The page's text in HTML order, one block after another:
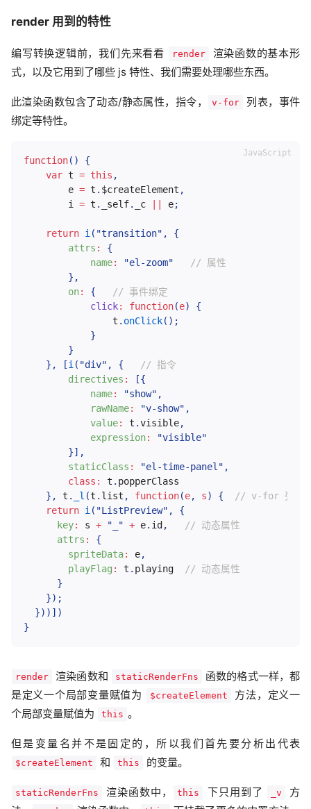
render 用到的特性
编写转换逻辑前，我们先来看看 render
渲染函数的基本形
式，以及它用到了哪些 js 特性、我们需要处理哪些东西。
此渲染函数包含了动态/静态属性，指令， v-for
列表，事件
绑定等特性。
function( )
{
var t = this ,
        e
= t . $createElement ,
        i
= t . _self. _c e;
return i ( "transition" ,
{
attrs :
{
name: "el-zoom"
// 属性
} ,
on: {
// 事件绑定
click: function(e)
{
                t
. onClick( ) ;
}
}
} , [i ( "div" , {
// 指令
directives : [{
name: "show" ,
rawName: "v-show" ,
value: t .visible,
expression:
"visible"
}] ,
staticClass : "el-time-panel" ,
class : t . popperClass
} , t . _l (t . list , function(e, s) {
// v-for 列表
return i ( "ListPreview" ,
{
key: s + "_" + e. id ,
// 动态属性
attrs :
{
spriteData: e,
playFlag : t . playing
// 动态属性
}
}) ;
}) ) ] )
}
render 渲染函数和 staticRenderFns
函数的格式一样，都
是定义一个局部变量赋值为
$createElement
方法，定义一
个局部变量赋值为
this 。
但是变量名并不是固定的，所以我们首先要分析出代表
$createElement 和 this 的变量。
staticRenderFns 渲染函数中， this 下只用到了 _v
方